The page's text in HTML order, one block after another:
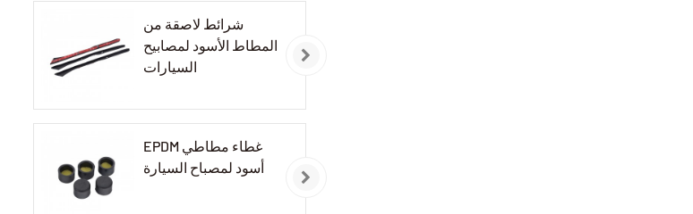
شرائط لاصقة من
المطاط الأسود لمصابيح
السيارات
EPDM غطاء مطاطي
أسود لمصباح السيارة